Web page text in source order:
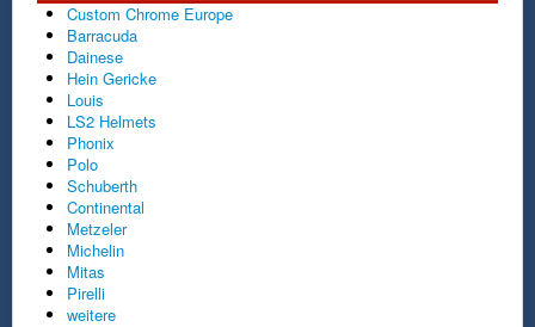
Custom Chrome Europe
Barracuda
Dainese
Hein Gericke
Louis
LS2 Helmets
Phonix
Polo
Schuberth
Continental
Metzeler
Michelin
Mitas
Pirelli
weitere